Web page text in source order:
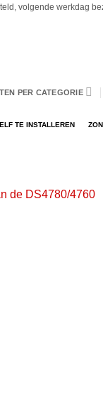
volgende werkdag
PER CATEGORIE
TE INSTALLEREN